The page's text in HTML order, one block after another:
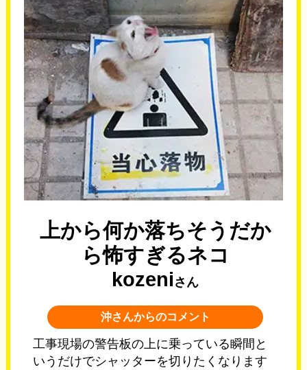
上から何か落ちそうだか
ら怖すぎるネコ
kozeni さん
沖さんからのコメント
工事現場の警告板の上に乗っている瞬間と
いうだけでシャッターを切りたくなります